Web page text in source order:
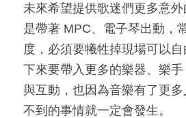
未來希望提供歌迷們更多意
是帶著 MPC、電子琴出動，
度，必須要犧牲掉現場可以
下來要帶入更多的樂器、樂
與互動，也因為音樂有了更
不到的事情就一定會發生。